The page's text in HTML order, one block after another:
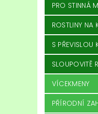
PRO STINNÁ
ROSTLINY NA
S PŘEVISLOU
SLOUPOVITĚ
VÍCEKMENY
PŘÍRODNÍ